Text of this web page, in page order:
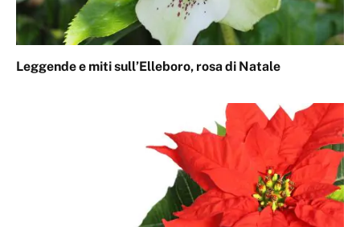
Leggende e miti sull’Elleboro, rosa di Natale